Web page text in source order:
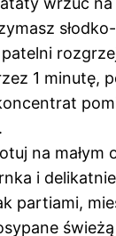
1 minutę,
na
i
partiami,